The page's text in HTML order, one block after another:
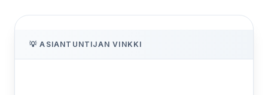
💡 ASIANTUNTIJAN VINKKI